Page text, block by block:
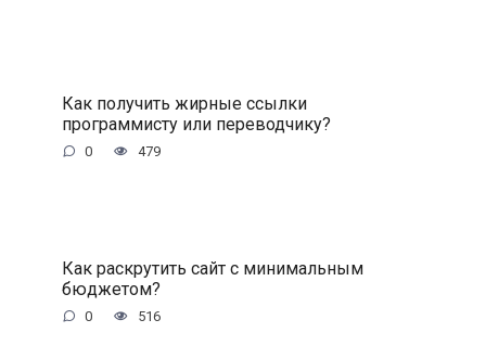
Как получить жирные ссылки
программисту или переводчику?
0 479
Как раскрутить сайт с минимальным
бюджетом?
0 516